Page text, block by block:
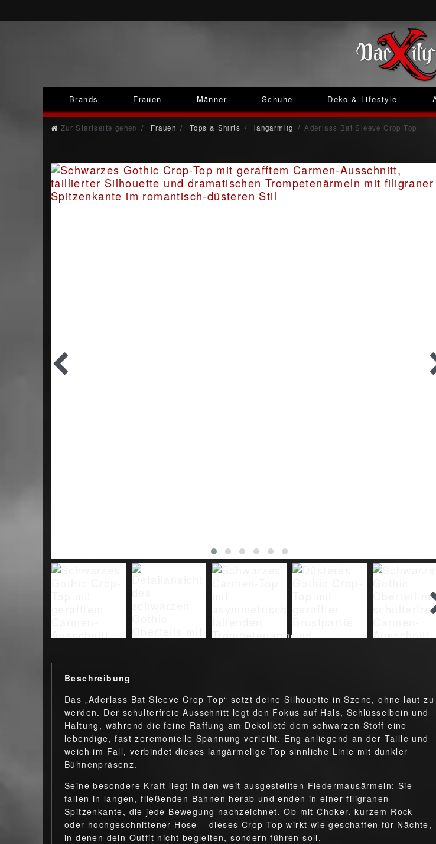
Brands Frauen Männer Schuhe Deko & Lifestyle
Zur Startseite gehen Frauen Tops & Shirts langärmlig Aderlass Bat Sleeve Crop Top
Beschreibung
Das „Aderlass Bat Sleeve Crop Top“ setzt deine Silhouette in Szene, ohne laut zu
werden. Der schulterfreie Ausschnitt legt den Fokus auf Hals, Schlüsselbein und
Haltung, während die feine Raffung am Dekolleté dem schwarzen Stoff eine
lebendige, fast zeremonielle Spannung verleiht. Eng anliegend an der Taille und
weich im Fall, verbindet dieses langärmelige Top sinnliche Linie mit dunkler
Bühnenpräsenz.
Seine besondere Kraft liegt in den weit ausgestellten Fledermausärmeln: Sie
fallen in langen, fließenden Bahnen herab und enden in einer filigranen
Spitzenkante, die jede Bewegung nachzeichnet. Ob mit Choker, kurzem Rock
oder hochgeschnittener Hose – dieses Crop Top wirkt wie geschaffen für Nächte,
in denen dein Outfit nicht begleiten, sondern führen soll.